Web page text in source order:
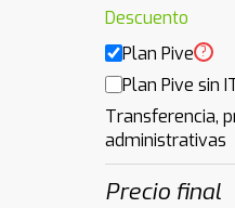
Descuento
Plan Pive ?
Plan Pive sin
Transferencia,
administrativas
Precio final